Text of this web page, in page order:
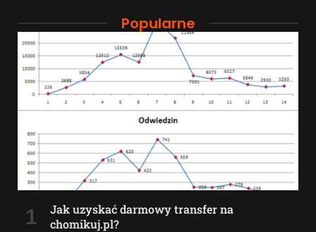
Popularne
Jak uzyskać darmowy transfer na
chomikuj.pl?